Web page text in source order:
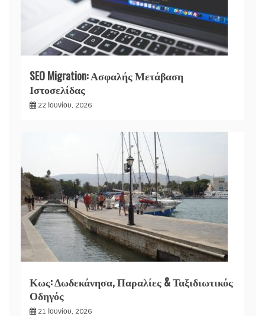
SEO Migration: Ασφαλής Μετάβαση
Ιστοσελίδας
22 Ιουνίου, 2026
Κως: Δωδεκάνησα, Παραλίες & Ταξιδιωτικός
Οδηγός
21 Ιουνίου, 2026